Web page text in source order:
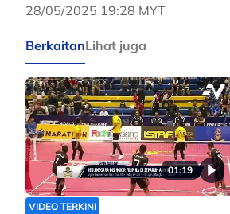
28/05/2025 19:28 MYT
BerkaitanLihat juga
01:19
VIDEO TERKINI